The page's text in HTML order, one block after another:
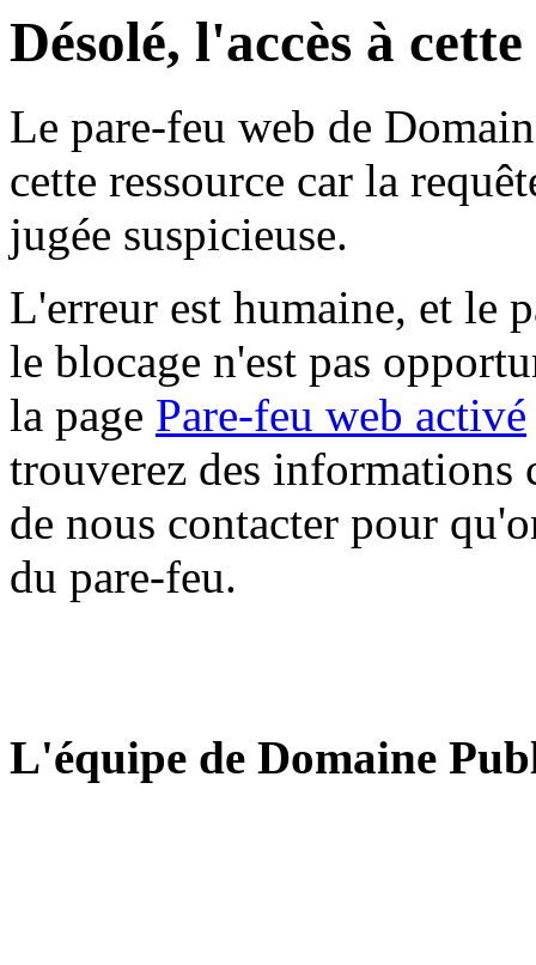
Désolé, l'accès à
Le pare-feu web de
cette ressource car la
jugée suspicieuse.
L'erreur est humaine, et le
le blocage n'est pas
la page Pare-feu web activé
trouverez des informations
de nous contacter pour
du pare-feu.
L'équipe de Domaine